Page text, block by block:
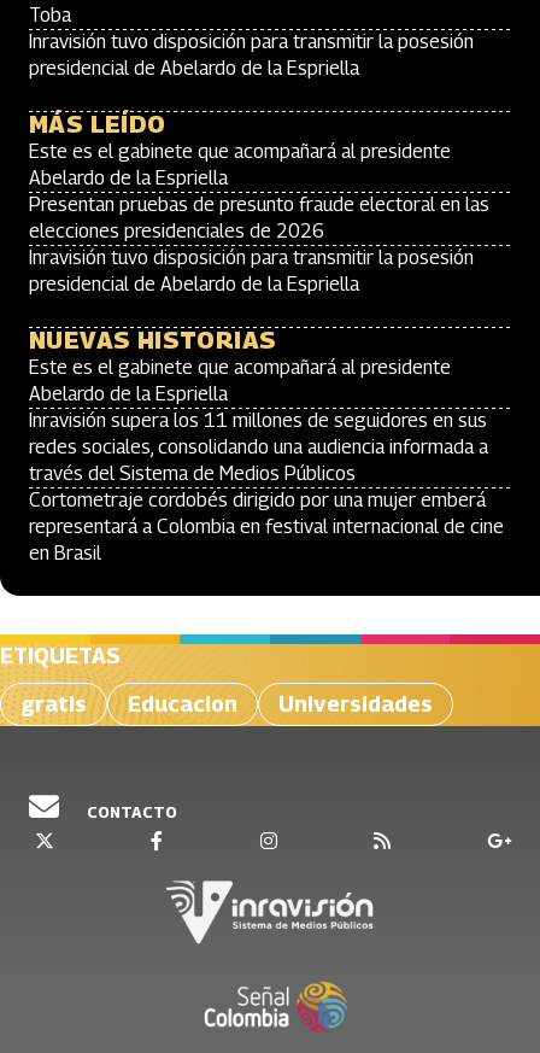
Toba
Inravisión tuvo disposición para transmitir la posesión
presidencial de Abelardo de la Espriella
MÁS LEÍDO
Este es el gabinete que acompañará al presidente
Abelardo de la Espriella
Presentan pruebas de presunto fraude electoral en las
elecciones presidenciales de 2026
Inravisión tuvo disposición para transmitir la posesión
presidencial de Abelardo de la Espriella
NUEVAS HISTORIAS
Este es el gabinete que acompañará al presidente
Abelardo de la Espriella
Inravisión supera los 11 millones de seguidores en sus
redes sociales, consolidando una audiencia informada a
través del Sistema de Medios Públicos
Cortometraje cordobés dirigido por una mujer emberá
representará a Colombia en festival internacional de cine
en Brasil
ETIQUETAS
gratis
Educacion Universidades
CONTACTO